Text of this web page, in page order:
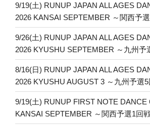
9/19(土) RUNUP JAPAN ALL AGES
2026 KANSAI SEPTEMBER ～関西予
9/26(土) RUNUP JAPAN ALL AGES
2026 KYUSHU SEPTEMBER ～九州予
8/16(日) RUNUP JAPAN ALL AGES
2026 KYUSHU AUGUST 3 ～九州予選5
9/19(土) RUNUP FIRST NOTE DANCE
KANSAI SEPTEMBER ～関西予選1回